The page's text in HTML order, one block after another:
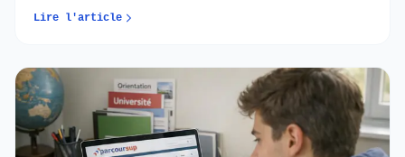
vous avancez plus sereinement et évitez les oublis
Lire l'article